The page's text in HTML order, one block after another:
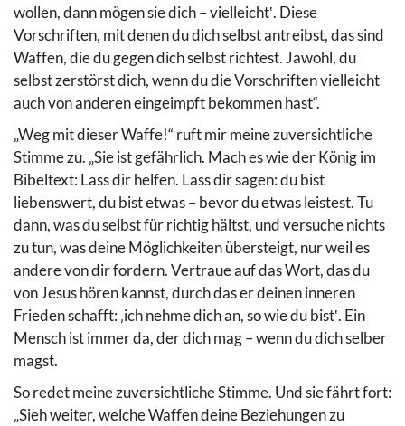
wollen, dann mögen sie dich – vielleicht‛. Diese
Vorschriften, mit denen du dich selbst antreibst, das sind
Waffen, die du gegen dich selbst richtest. Jawohl, du
selbst zerstörst dich, wenn du die Vorschriften vielleicht
auch von anderen eingeimpft bekommen hast“.
„Weg mit dieser Waffe!“ ruft mir meine zuversichtliche
Stimme zu. „Sie ist gefährlich. Mach es wie der König im
Bibeltext: Lass dir helfen. Lass dir sagen: du bist
liebenswert, du bist etwas – bevor du etwas leistest. Tu
dann, was du selbst für richtig hältst, und versuche nichts
zu tun, was deine Möglichkeiten übersteigt, nur weil es
andere von dir fordern. Vertraue auf das Wort, das du
von Jesus hören kannst, durch das er deinen inneren
Frieden schafft: ‚ich nehme dich an, so wie du bist‛. Ein
Mensch ist immer da, der dich mag – wenn du dich selber
magst.
So redet meine zuversichtliche Stimme. Und sie fährt fort:
„Sieh weiter, welche Waffen deine Beziehungen zu